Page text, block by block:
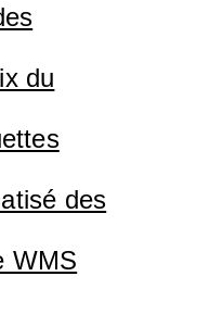
du
des
WMS